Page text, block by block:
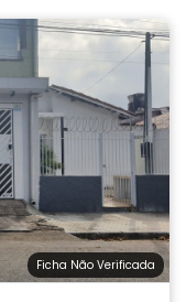
Ficha Não Verificada